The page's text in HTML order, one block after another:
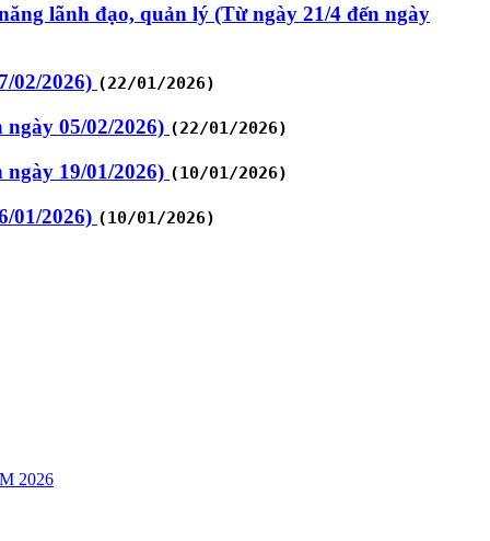
lãnh đạo, quản lý (Từ ngày 21/4 đến ngày
02/2026) (22/01/2026)
05/02/2026) (22/01/2026)
19/01/2026) (10/01/2026)
01/2026) (10/01/2026)
2026